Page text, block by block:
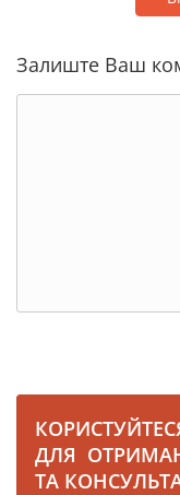
Залиште Ваш
ДЛЯ
ТА